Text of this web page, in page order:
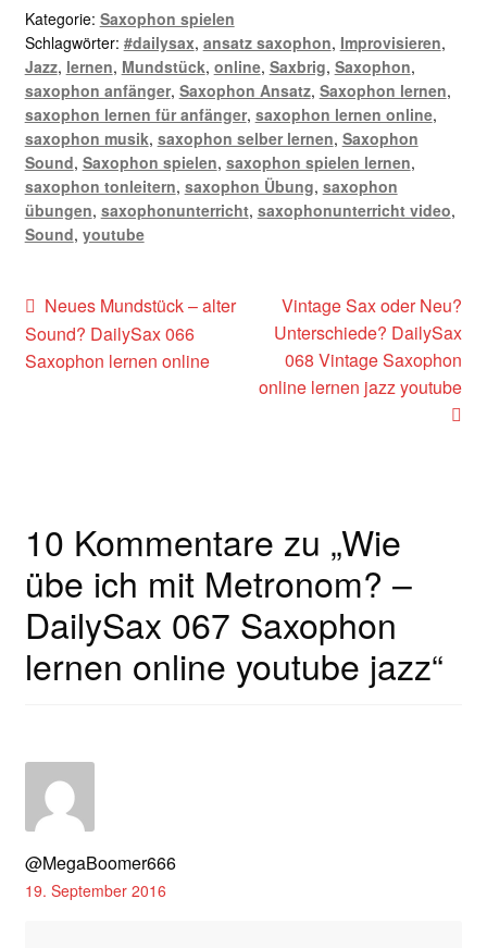
Kategorie: Saxophon spielen
Schlagwörter: #dailysax, ansatz saxophon, Improvisieren,
Jazz, lernen, Mundstück, online, Saxbrig, Saxophon,
saxophon anfänger, Saxophon Ansatz, Saxophon lernen,
saxophon lernen für anfänger, saxophon lernen online,
saxophon musik, saxophon selber lernen, Saxophon
Sound, Saxophon spielen, saxophon spielen lernen,
saxophon tonleitern, saxophon Übung, saxophon
übungen, saxophonunterricht, saxophonunterricht video,
Sound, youtube
Beitragsnavigation
Vorheriger
Beitrag:
Neues Mundstück – alter
Sound? DailySax 066
Saxophon lernen online
Nächster
Beitrag:
Vintage Sax oder Neu?
Unterschiede? DailySax
068 Vintage Saxophon
online lernen jazz youtube
10 Kommentare zu „Wie
übe ich mit Metronom? –
DailySax 067 Saxophon
lernen online youtube jazz“
@MegaBoomer666
19. September 2016